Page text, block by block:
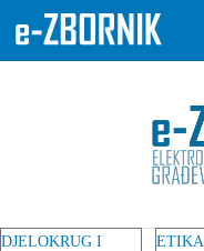
DJELOKRUG I
ETIKA